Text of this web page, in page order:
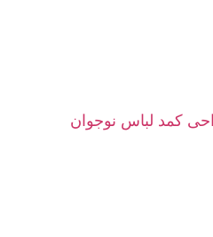
کمد لباس نوجوان